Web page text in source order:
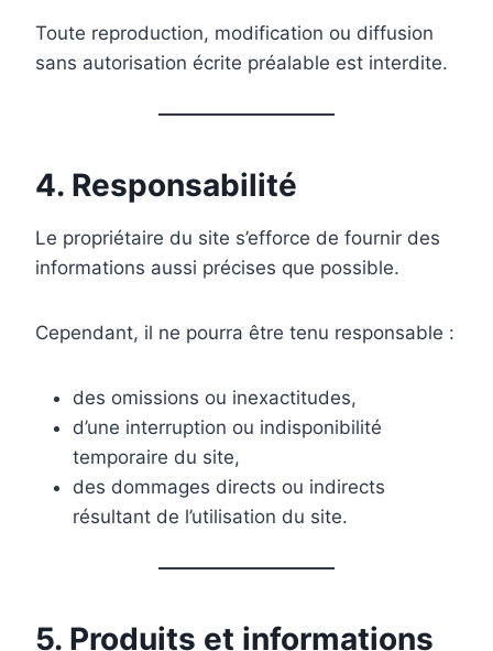
Toute reproduction, modification ou diffusion
sans autorisation écrite préalable est interdite.
4. Responsabilité
Le propriétaire du site s’efforce de fournir des
informations aussi précises que possible.
Cependant, il ne pourra être tenu responsable :
des omissions ou inexactitudes,
d’une interruption ou indisponibilité
temporaire du site,
des dommages directs ou indirects
résultant de l’utilisation du site.
5. Produits et informations